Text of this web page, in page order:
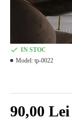
90,00 Lei
IN STOC
Model: tp-0022